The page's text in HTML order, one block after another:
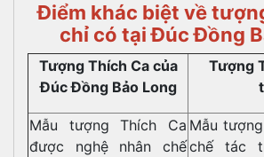
Điểm khác biệt về
chỉ có tại Đúc Đồng
Tượng Thích Ca của
Đúc Đồng Bảo Long
Tượng
Mẫu tượng Thích Ca
được nghệ nhân chế
Mẫu
chế tác